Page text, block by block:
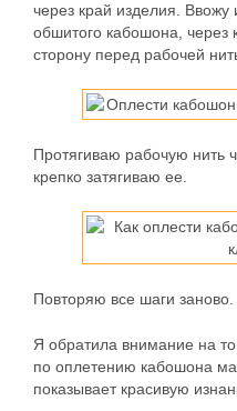
через край изделия. Ввожу
обшитого кабошона, через
сторону перед рабочей
Протягиваю рабочую нить
крепко затягиваю ее.
Повторяю все шаги заново.
Я обратила внимание на
по оплетению кабошона
показывает красивую